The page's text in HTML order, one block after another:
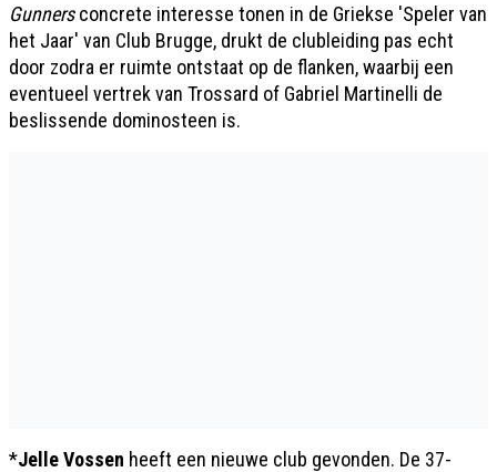
Gunnersconcrete interesse tonen in de Griekse 'Speler van
het Jaar' van Club Brugge, drukt de clubleiding pas echt
door zodra er ruimte ontstaat op de flanken, waarbij een
eventueel vertrek van Trossard of Gabriel Martinelli de
beslissende dominosteen is.
*Jelle Vossen heeft een nieuwe club gevonden. De 37-